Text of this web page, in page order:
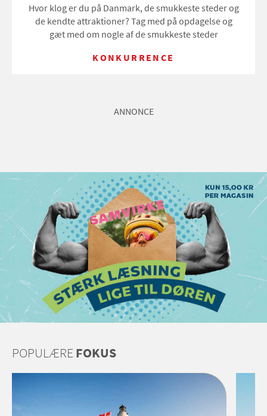
Hvor klog er du på Danmark, de smukkeste steder og
de kendte attraktioner? Tag med på opdagelse og
gæt med om nogle af de smukkeste steder
KONKURRENCE
ANNONCE
POPULÆREFOKUS